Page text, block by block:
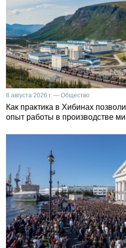
8 августа 2026 г. — Общество
Как практика в Хибинах
опыт работы в производстве